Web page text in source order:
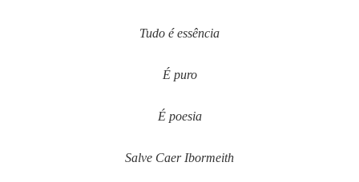
Tudo é essência
É puro
É poesia
Salve Caer Ibormeith